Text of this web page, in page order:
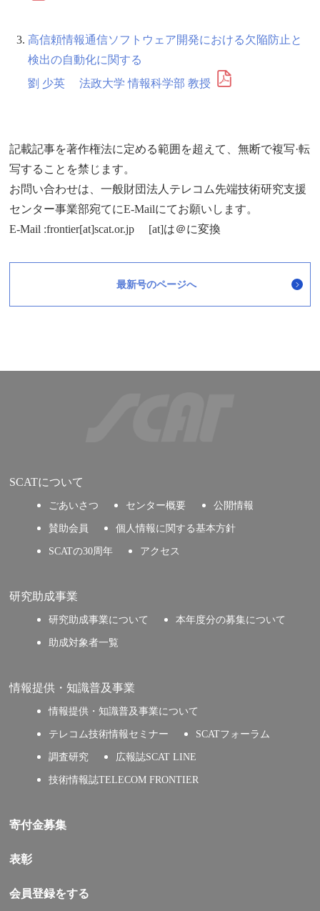
高信頼情報通信ソフトウェア開発における欠陥防止と
検出の自動化に関する
劉 少英 法政大学 情報科学部 教授
記載記事を著作権法に定める範囲を超えて、無断で複写·転
写することを禁じます。
お問い合わせは、一般財団法人テレコム先端技術研究支援
センター事業部宛てにE-Mailにてお願いします。
E-Mail :frontier[at]scat.or.jp [at]は＠に変換
最新号のページへ
SCATについて
ごあいさつ センター概要
公開情報
賛助会員
個人情報に関する基本方針
SCATの30周年
アクセス
研究助成事業
研究助成事業について
本年度分の募集について
助成対象者一覧
情報提供・知識普及事業
情報提供・知識普及事業について
テレコム技術情報セミナー
SCATフォーラム
調査研究
広報誌SCAT LINE
技術情報誌TELECOM FRONTIER
寄付金募集
表彰
会員登録をする